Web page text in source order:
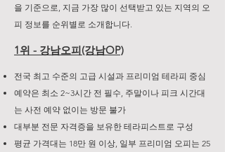
을 기준으로, 지금 가장 많이 선택받고 있는 지역의 오
피 정보를 순위별로 소개합니다.
1위 - 강남오피(강남OP)
전국 최고 수준의 고급 시설과 프리미엄 테라피 중심
예약은 최소 2~3시간 전 필수, 주말이나 피크 시간대
는 사전 예약 없이는 방문 불가
대부분 전문 자격증을 보유한 테라피스트로 구성
평균 가격대는 18만 원 이상, 일부 프리미엄 오피는 25